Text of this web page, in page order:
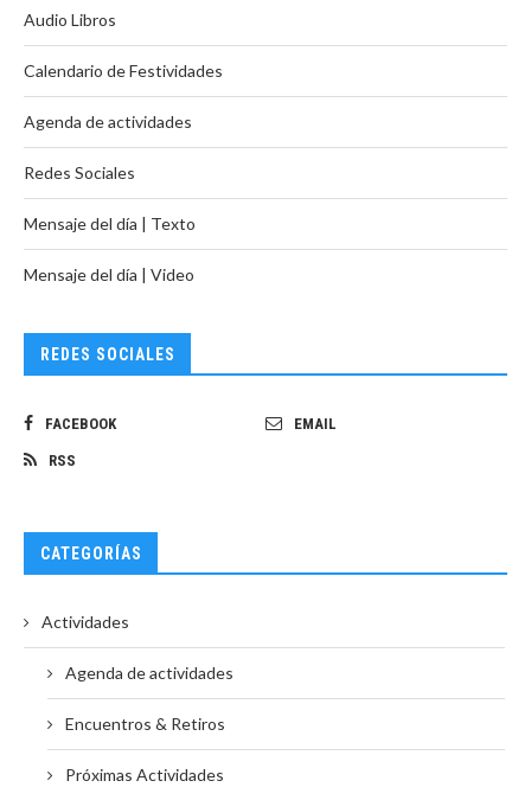
Audio Libros
Calendario de Festividades
Agenda de actividades
Redes Sociales
Mensaje del día | Texto
Mensaje del día | Video
REDES SOCIALES
FACEBOOK EMAIL
RSS
CATEGORÍAS
Actividades
Agenda de actividades
Encuentros & Retiros
Próximas Actividades